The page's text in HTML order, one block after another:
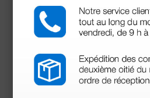
Tensiómetro Roma